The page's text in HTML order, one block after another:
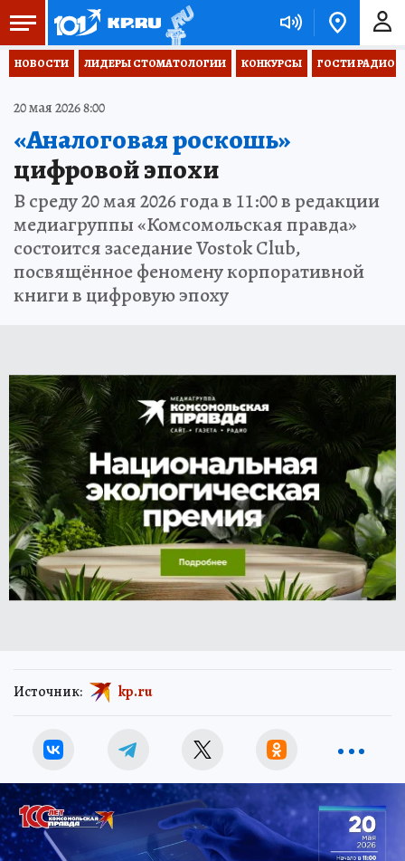
НОВОСТИ ЛИДЕРЫ СТОМАТОЛОГИИ КОНКУРСЫ ГОСТИ РАДИО
20 мая 2026 8:00
«Аналоговая роскошь»
цифровой эпохи
В среду 20 мая 2026 года в 11:00 в редакции
медиагруппы «Комсомольская правда»
состоится заседание Vostok Club,
посвящённое феномену корпоративной
книги в цифровую эпоху
Источник: kp.ru